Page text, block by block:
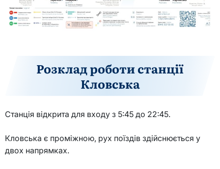
Розклад роботи станції
Кловська
Станція відкрита для входу з 5:45 до 22:45.
Кловська є проміжною, рух поїздів здійснюється у
двох напрямках.